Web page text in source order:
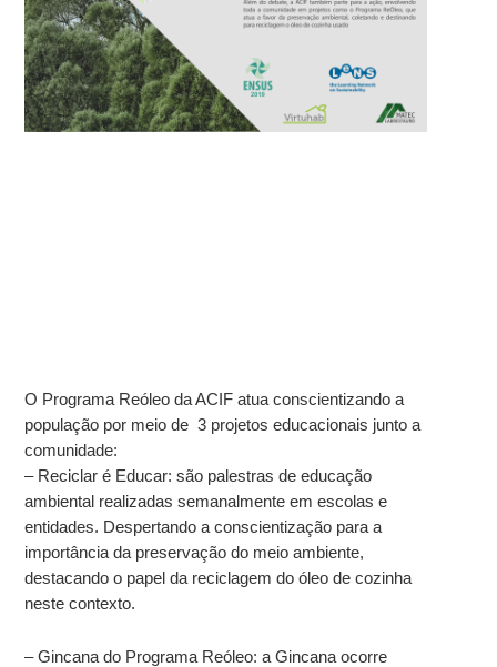
O Programa Reóleo da ACIF atua conscientizando a
população por meio de 3 projetos educacionais junto a
comunidade:
– Reciclar é Educar: são palestras de educação
ambiental realizadas semanalmente em escolas e
entidades. Despertando a conscientização para a
importância da preservação do meio ambiente,
destacando o papel da reciclagem do óleo de cozinha
neste contexto.
– Gincana do Programa Reóleo: a Gincana ocorre